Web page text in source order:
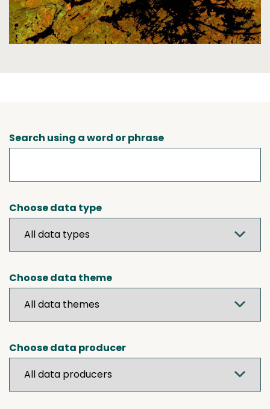
Search using a word or phrase
Choose data type
Choose data theme
Choose data producer